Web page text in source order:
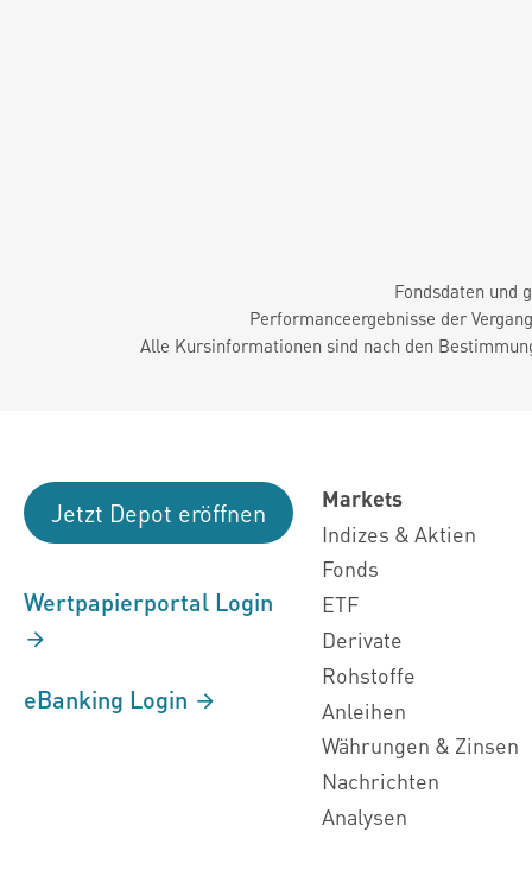
Fondsdaten und
Performanceergebnisse der
Alle Kursinformationen sind nach den
Jetzt Depot eröffnen
Wertpapierportal Login
eBanking Login
Markets
Indizes & Aktien
Fonds
ETF
Derivate
Rohstoffe
Anleihen
Währungen & Zinsen
Nachrichten
Analysen